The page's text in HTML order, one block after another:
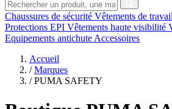
Chaussures de sécurité Vêtements de travail
Protections EPI Vêtements haute visibilité
Equipements antichute Accessoires
Accueil
/ Marques
/ PUMA SAFETY